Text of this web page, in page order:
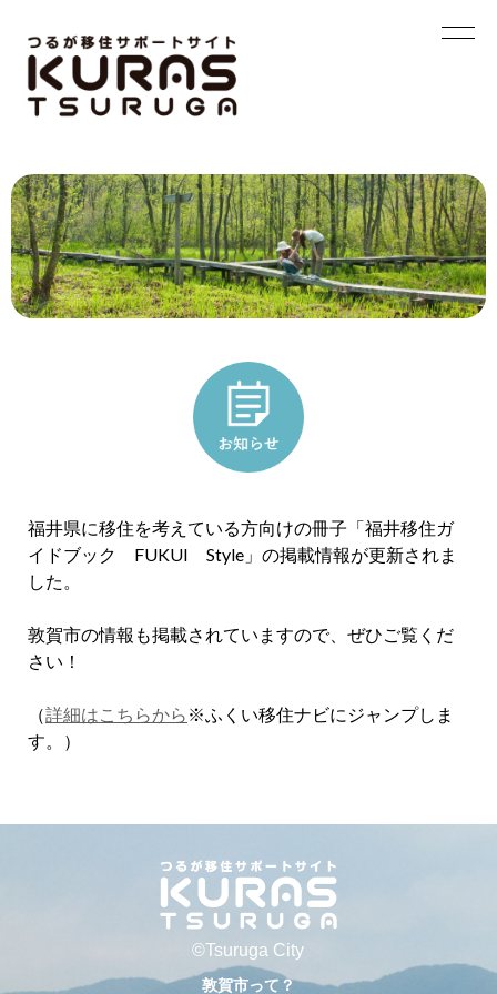
福井県に移住を考えている方向けの冊子「福井移住ガ
イドブック FUKUI Style」の掲載情報が更新されま
した。
敦賀市の情報も掲載されていますので、ぜひご覧くだ
さい！
（詳細はこちらから ※ふくい移住ナビにジャンプしま
す。）
©Tsuruga City
敦賀市って？